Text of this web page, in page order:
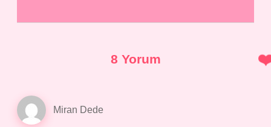
8 Yorum
Miran Dede